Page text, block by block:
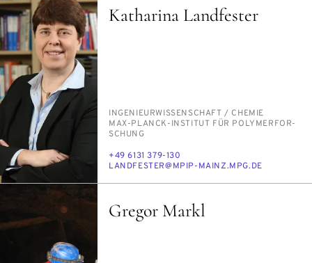
Katharina Landfester
PERSON_RESEARCH_SUBJECT
IN­GE­NIEUR­WIS­SEN­SCHAFT /​ CHE­MIE
INSTITUTION
MAX-PLANCK-IN­STI­TUT FÜR PO­LY­MER­FOR­
SCHUNG
TELEFON
+49 6131 379-130
E-
LAND­FES­TER@MPIP-MAINZ.MPG.DE
Gregor Markl